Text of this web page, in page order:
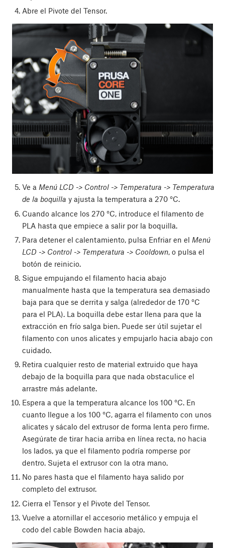
Abre el Pivote del Tensor.
Ve a Menú LCD -> Control -> Temperatura -> Temperatura
de la boquilla y ajusta la temperatura a 270 °C.
Cuando alcance los 270 °C, introduce el filamento de
PLA hasta que empiece a salir por la boquilla.
Para detener el calentamiento, pulsa Enfriar en el Menú
LCD -> Control -> Temperatura -> Cooldown, o pulsa el
botón de reinicio.
Sigue empujando el filamento hacia abajo
manualmente hasta que la temperatura sea demasiado
baja para que se derrita y salga (alrededor de 170 °C
para el PLA). La boquilla debe estar llena para que la
extracción en frío salga bien. Puede ser útil sujetar el
filamento con unos alicates y empujarlo hacia abajo con
cuidado.
Retira cualquier resto de material extruido que haya
debajo de la boquilla para que nada obstaculice el
arrastre más adelante.
Espera a que la temperatura alcance los 100 °C. En
cuanto llegue a los 100 °C, agarra el filamento con unos
alicates y sácalo del extrusor de forma lenta pero firme.
Asegúrate de tirar hacia arriba en línea recta, no hacia
los lados, ya que el filamento podría romperse por
dentro. Sujeta el extrusor con la otra mano.
No pares hasta que el filamento haya salido por
completo del extrusor.
Cierra el Tensor y el Pivote del Tensor.
Vuelve a atornillar el accesorio metálico y empuja el
codo del cable Bowden hacia abajo.